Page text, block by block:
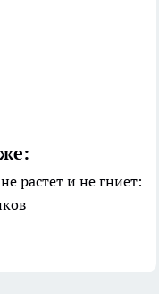
растет и не гниет: